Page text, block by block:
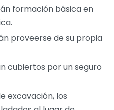
formación básica en
proveerse de su propia
cubiertos por un seguro
excavación, los